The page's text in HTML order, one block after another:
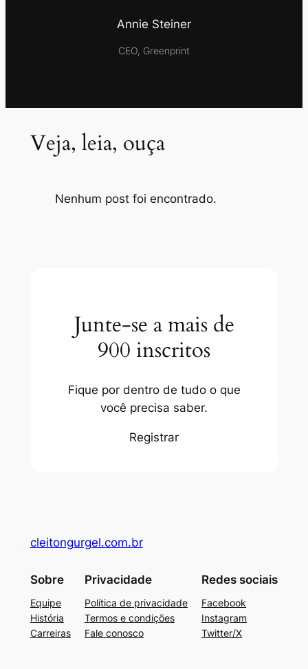
Annie Steiner
CEO, Greenprint
Veja, leia, ouça
Nenhum post foi encontrado.
Junte-se a mais de
900 inscritos
Fique por dentro de tudo o que
você precisa saber.
Registrar
cleitongurgel.com.br
Sobre
Equipe
História
Carreiras
Privacidade
Política de privacidade
Termos e condições
Fale conosco
Redes sociais
Facebook
Instagram
Twitter/X